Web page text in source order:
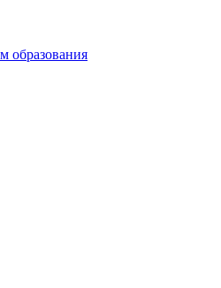
образования